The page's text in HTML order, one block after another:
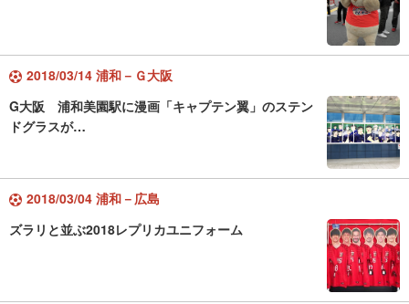
2018/03/14 浦和－Ｇ大阪
G大阪 浦和美園駅に漫画「キャプテン翼」のステン
ドグラスが…
2018/03/04 浦和－広島
ズラリと並ぶ2018レプリカユニフォーム